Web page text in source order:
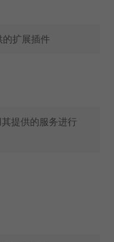
扩展插件
提供的服务进行